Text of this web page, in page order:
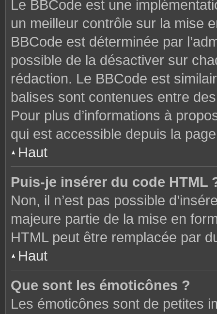
Le BBCode est une
un meilleur contrôle sur la mise
BBCode est déterminée par
possible de la désactiver sur
rédaction. Le BBCode est
balises sont contenues entre
Pour plus d’informations à
qui est accessible depuis la
Haut
Puis-je insérer du code HTML
Non, il n’est pas possible
majeure partie de la mise en
HTML peut être remplacée par
Haut
Que sont les émoticônes ?
Les émoticônes sont de petites